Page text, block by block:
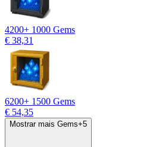
4200+ 1000 Gems
€ 38,31
6200+ 1500 Gems
€ 54,35
Mostrar mais Gems+5